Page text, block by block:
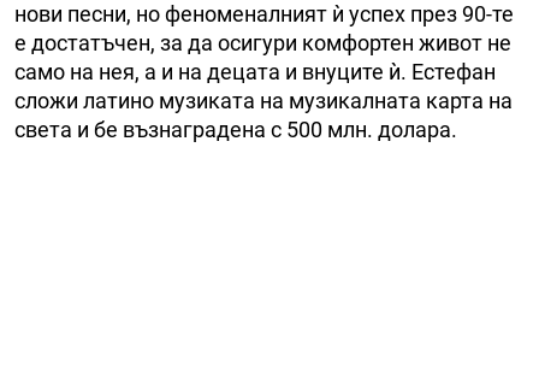
нови песни, но феноменалният ѝ успех през 90-те
е достатъчен, за да осигури комфортен живот не
само на нея, а и на децата и внуците ѝ. Естефан
сложи латино музиката на музикалната карта на
света и бе възнаградена с 500 млн. долара.